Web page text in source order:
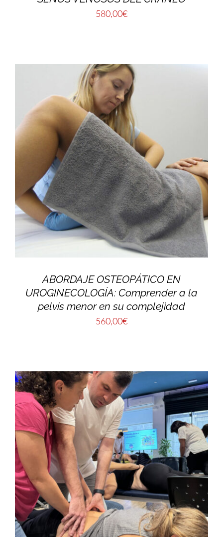
580,00€
ABORDAJE OSTEOPÁTICO EN
UROGINECOLOGÍA: Comprender a la
pelvis menor en su complejidad
560,00€